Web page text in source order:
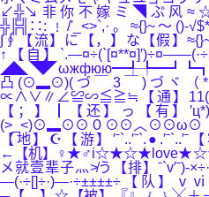
↙╬↘非你不嫁ミ◥ぷ风
╬╠╣∷:﹗/'_<>`,·。≈{}~～()-
∫∮【流】に【，】な【假】
↑【自】
◢◣◥◤ωжфюю━╃╄━┛┗┓┏
凸(⊙▂⊙)(づ￣3￣)づヾ（
∝∧∨∥∠≌∽≦≧≒【通】11(作
【；】┃【还】っ【有】
(>_<)⊙▂⊙⊙０⊙⊙︿⊙⊙ω⊙【
【地】☪【游】
←【机】
メ就壹辈子灬≯う【排】ˉ`v′ˉ)-
—(·÷[]÷·)—·÷±±±±÷【